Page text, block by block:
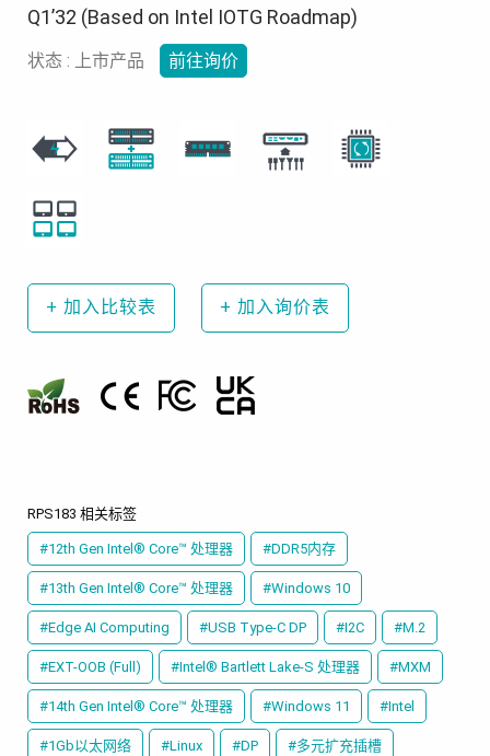
Q1’32 (Based on Intel IOTG Roadmap)
状态 : 上市产品 前往询价
+ 加入比较表 + 加入询价表
RPS183 相关标签
#12th Gen Intel® Core™ 处理器 #DDR5内存
#13th Gen Intel® Core™ 处理器 #Windows 10
#Edge AI Computing #USB Type-C DP #I2C #M.2
#EXT-OOB (Full) #Intel® Bartlett Lake-S 处理器 #MXM
#14th Gen Intel® Core™ 处理器 #Windows 11 #Intel
#1Gb以太网络 #Linux #DP #多元扩充插槽